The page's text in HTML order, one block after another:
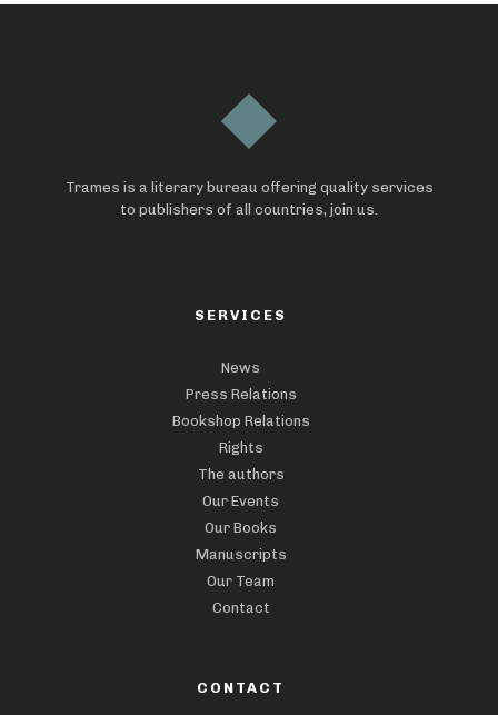
Trames is a literary bureau offering quality services
to publishers of all countries, join us.
SERVICES
News
Press Relations
Bookshop Relations
Rights
The authors
Our Events
Our Books
Manuscripts
Our Team
Contact
CONTACT